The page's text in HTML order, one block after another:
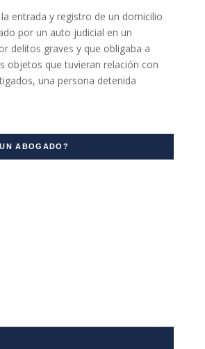
entrada y registro de un domicilio
por un auto judicial en un
delitos graves y que obligaba a
objetos que tuvieran relación con
una persona detenida
ABOGADO?